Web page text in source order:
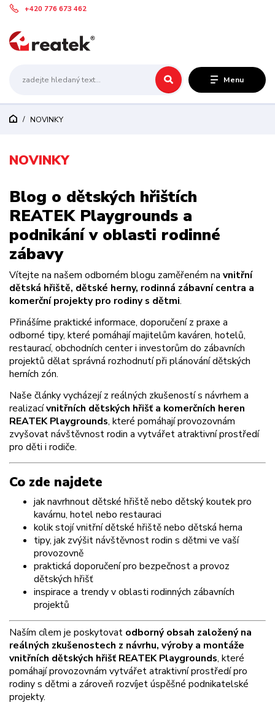
Menu
+420 776 673 462
NOVINKY
NOVINKY
Blog o dětských hřištích
REATEK Playgrounds a
podnikání v oblasti rodinné
zábavy
Vítejte na našem odborném blogu zaměřeném na vnitřní
dětská hřiště, dětské herny, rodinná zábavní centra a
komerční projekty pro rodiny s dětmi.
Přinášíme praktické informace, doporučení z praxe a
odborné tipy, které pomáhají majitelům kaváren, hotelů,
restaurací, obchodních center i investorům do zábavních
projektů dělat správná rozhodnutí při plánování dětských
herních zón.
Naše články vycházejí z reálných zkušeností s návrhem a
realizacívnitřních dětských hřišť a komerčních heren
REATEK Playgrounds, které pomáhají provozovnám
zvyšovat návštěvnost rodin a vytvářet atraktivní prostředí
pro děti i rodiče.
Co zde najdete
jak navrhnout dětské hřiště nebo dětský koutek pro
kavárnu, hotel nebo restauraci
kolik stojí vnitřní dětské hřiště nebo dětská herna
tipy, jak zvýšit návštěvnost rodin s dětmi ve vaší
provozovně
praktická doporučení pro bezpečnost a provoz
dětských hřišť
inspirace a trendy v oblasti rodinných zábavních
projektů
Naším cílem je poskytovat odborný obsah založený na
reálných zkušenostech z návrhu, výroby a montáže
vnitřních dětských hřišť REATEK Playgrounds, které
pomáhají provozovnám vytvářet atraktivní prostředí pro
rodiny s dětmi a zároveň rozvíjet úspěšné podnikatelské
projekty.